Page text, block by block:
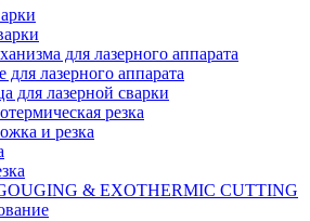
для лазерного аппарата
лазерного аппарата
для лазерной сварки
резка
и резка
& EXOTHERMIC CUTTING